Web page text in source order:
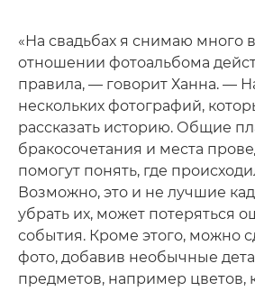
«На свадьбах я снимаю много
отношении фотоальбома
правила, — говорит Ханна. —
нескольких фотографий,
рассказать историю. Общие
бракосочетания и места
помогут понять, где
Возможно, это и не лучшие
убрать их, может потеряться
события. Кроме этого, можно
фото, добавив необычные
предметов, например цветов,